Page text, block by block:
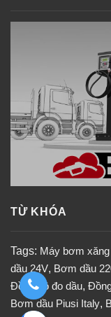
TỪ KHÓA
Tags: Máy bơm
dầu 24V, Bơm dầu
Đồng hồ đo dầu,
Bơm dầu Piusi Italy,